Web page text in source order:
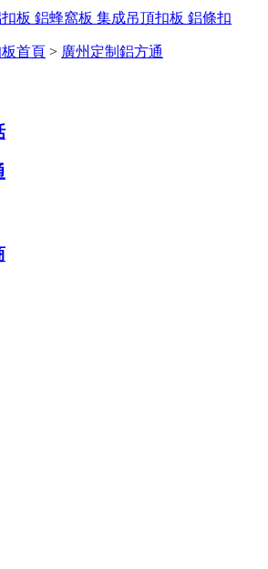
板 鋁蜂窩板 集成吊頂扣板 鋁條扣
首頁 > 廣州定制鋁方通